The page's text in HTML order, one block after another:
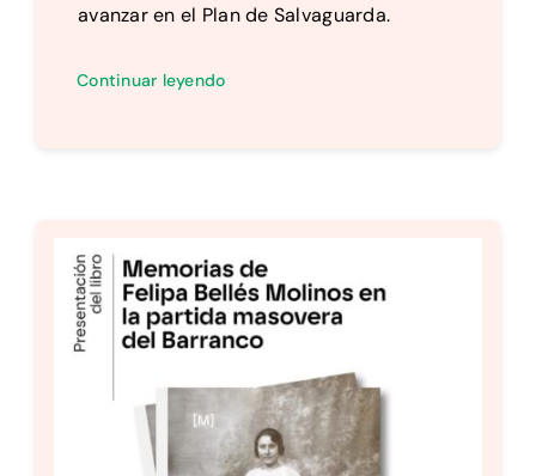
avanzar en el Plan de Salvaguarda.
Continuar leyendo